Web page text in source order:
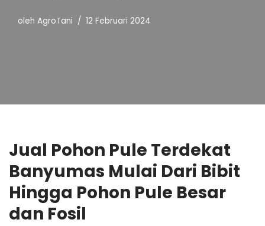
oleh AgroTani 12 Februari 2024
Jual Pohon Pule Terdekat
Banyumas Mulai Dari Bibit
Hingga Pohon Pule Besar
dan Fosil